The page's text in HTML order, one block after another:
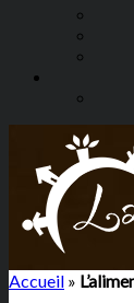
Accueil »